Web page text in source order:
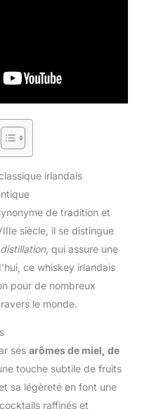
irlandais
de tradition et
siècle, il se distingue
, qui assure une
ce whiskey irlandais
pour de nombreux
le monde.
ses arômes de miel, de
touche subtile de fruits
sa légèreté en font une
raffinés et